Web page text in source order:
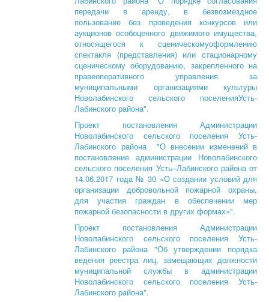
передачи в аренду, в безвозмездное
пользование без проведения конкурсов или
аукционов особоценного движимого имущества,
относящегося к сценическомуоформлению
спектакля (представления) или стационарному
сценическому оборудованию, закрепленного на
правеоперативного управления за
муниципальными организациями культуры
Новолабинского сельского поселенияУсть-
Лабинского района".
Проект постановления Администрации
Новолабинского сельского поселения Усть-
Лабинского района "О внесении изменений в
постановление администрации Новолабинского
сельского поселения Усть–Лабинского района от
14.06.2017 года № 30 «О создании условий для
организации добровольной пожарной охраны,
для участия граждан в обеспечении мер
пожарной безопасности в других формах»".
Проект постановления Администрации
Новолабинского сельского поселения Усть-
Лабинского района "Об утверждении порядка
ведения реестра лиц, замещающих должности
муниципальной службы в администрации
Новолабинского сельского поселения Усть-
Лабинского района".